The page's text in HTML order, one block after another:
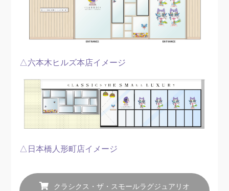
△六本木ヒルズ本店イメージ
△日本橋人形町店イメージ
クラシクス・ザ・スモールラグジュアリオ